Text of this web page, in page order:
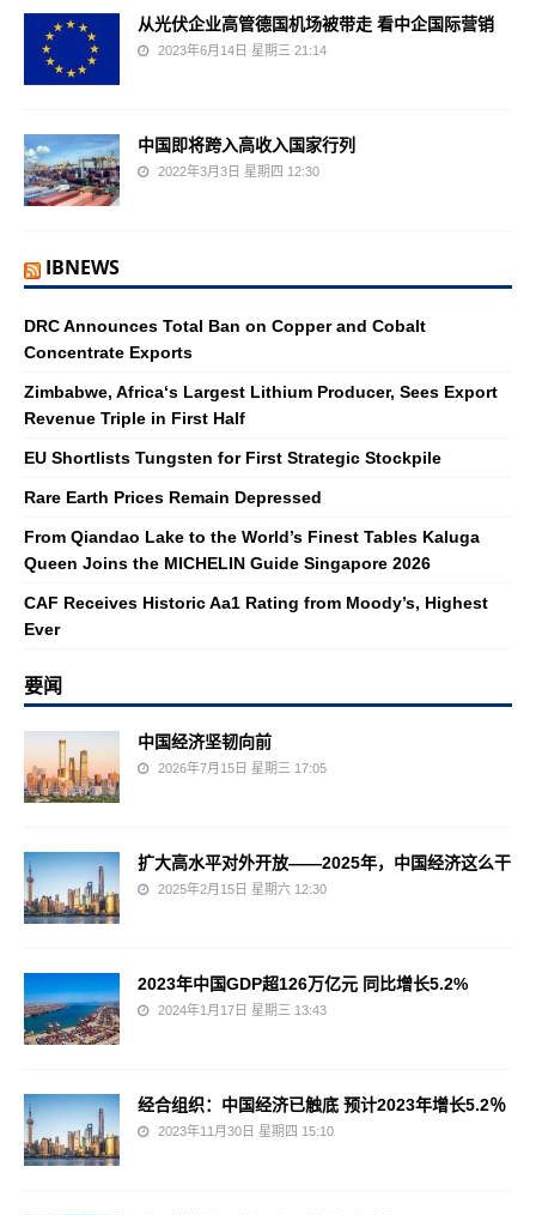
从光伏企业高管德国机场被带走 看中企国际营销
2023年6月14日 星期三 21:14
中国即将跨入高收入国家行列
2022年3月3日 星期四 12:30
IBNEWS
DRC Announces Total Ban on Copper and Cobalt
Concentrate Exports
Zimbabwe, Africa‘s Largest Lithium Producer, Sees Export
Revenue Triple in First Half
EU Shortlists Tungsten for First Strategic Stockpile
Rare Earth Prices Remain Depressed
From Qiandao Lake to the World’s Finest Tables Kaluga
Queen Joins the MICHELIN Guide Singapore 2026
CAF Receives Historic Aa1 Rating from Moody’s, Highest
Ever
要闻
中国经济坚韧向前
2026年7月15日 星期三 17:05
扩大高水平对外开放——2025年，中国经济这么干
2025年2月15日 星期六 12:30
2023年中国GDP超126万亿元 同比增长5.2%
2024年1月17日 星期三 13:43
经合组织：中国经济已触底 预计2023年增长5.2％
2023年11月30日 星期四 15:10